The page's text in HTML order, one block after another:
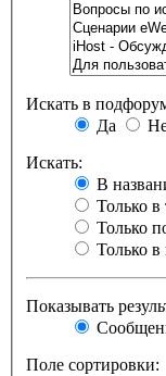
Искать в
Да
Искать:
В
Только в
Только
Только
Показывать
Поле сортировки: